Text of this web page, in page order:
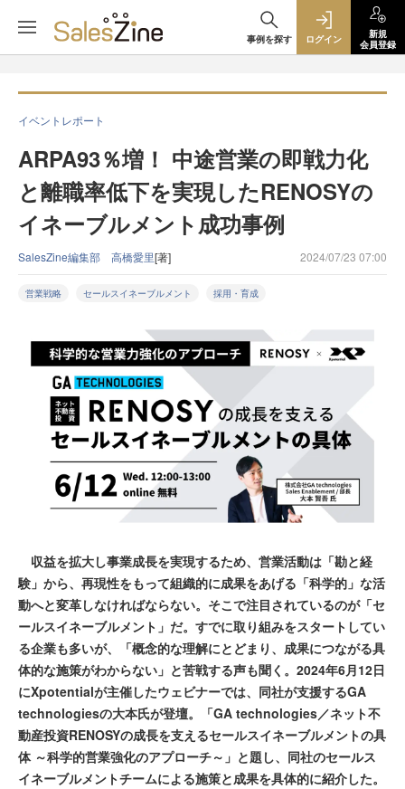
事例を探す ログイン
新規
会員登録
イベントレポート
ARPA93％増！ 中途営業の即戦力化
と離職率低下を実現したRENOSYの
イネーブルメント成功事例
SalesZine編集部 高橋愛里[著] 2024/07/23 07:00
営業戦略 セールスイネーブルメント 採用・育成
収益を拡大し事業成長を実現するため、営業活動は「勘と経
験」から、再現性をもって組織的に成果をあげる「科学的」な活
動へと変革しなければならない。そこで注目されているのが「セ
ールスイネーブルメント」だ。すでに取り組みをスタートしてい
る企業も多いが、「概念的な理解にとどまり、成果につながる具
体的な施策がわからない」と苦戦する声も聞く。2024年6月12日
にXpotentialが主催したウェビナーでは、同社が支援するGA
technologiesの大本氏が登壇。「GA technologies／ネット不
動産投資RENOSYの成長を支えるセールスイネーブルメントの具
体 ～科学的営業強化のアプローチ～」と題し、同社のセールス
イネーブルメントチームによる施策と成果を具体的に紹介した。